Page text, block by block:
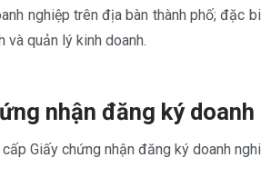
nghiệp trên địa bàn thành phố; đặc
và quản lý kinh doanh.
nhận đăng ký doanh
Giấy chứng nhận đăng ký doanh